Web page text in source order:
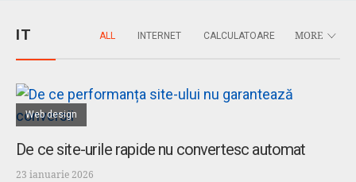
IT ALL INTERNET CALCULATOARE MORE
Web design
De ce site-urile rapide nu convertesc automat
23 ianuarie 2026